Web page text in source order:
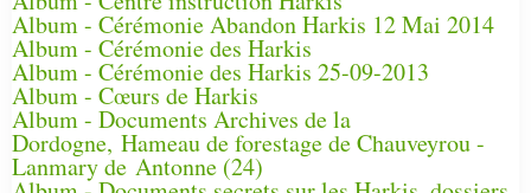
Album - Cérémonie Abandon Harkis 12 Mai 2014
Album - Cérémonie des Harkis
Album - Cérémonie des Harkis 25-09-2013
Album - Cœurs de Harkis
Album - Documents Archives de la
Dordogne, Hameau de forestage de Chauveyrou -
Lanmary de Antonne (24)